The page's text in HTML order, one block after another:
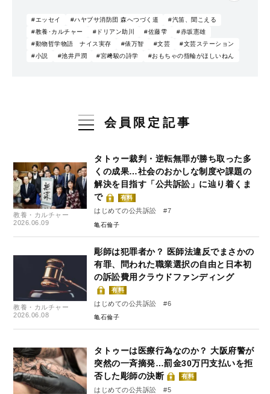
#エッセイ #ハヤブサ消防団 森へつづく道
#汽笛、聞こえる
#教養･カルチャー
#ドリアン助川 #佐藤雫
#赤坂憲雄
#動物哲学物語 ナイス実存
#俵万智 #文芸
#文芸ステーション
#小説
#池井戸潤 #宮﨑駿の詩学 #おもちゃの指輪がほしいねん
会員限定記事
教養・カルチャー
2026.06.09
タトゥー裁判・逆転無罪が勝ち取った多
くの成果…社会のおかしな制度や課題の
解決を目指す「公共訴訟」に辿り着くま
で
有料
はじめての公共訴訟 #7
亀石倫子
教養・カルチャー
2026.06.08
彫師は犯罪者か？ 医師法違反でまさかの
有罪、問われた職業選択の自由と日本初
の訴訟費用クラウドファンディング
有料
はじめての公共訴訟 #6
亀石倫子
タトゥーは医療行為なのか？ 大阪府警が
突然の一斉摘発…罰金30万円支払いを拒
否した彫師の決断
有料
はじめての公共訴訟 #5